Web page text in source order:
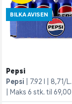
BILKA AVISEN
Pepsi
Pepsi
7.92 l 8,71/L.
Maks 6 stk. til 69,00